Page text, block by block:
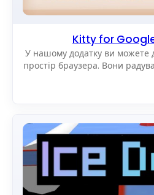
Kitty for
У нашому додатку ви можете
простір браузера. Вони
по екрану. Ви можете